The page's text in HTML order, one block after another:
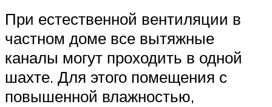
При естественной вентиляции в
частном доме все вытяжные
каналы могут проходить в одной
шахте. Для этого помещения с
повышенной влажностью,